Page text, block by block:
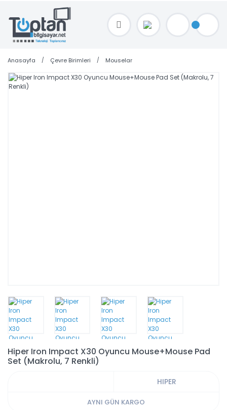
TOPTAN FİYAT ALMAK İÇİN satis@toptanbilgisayar.net MAİL ATINIZ.
SİPARİŞLERİNİZİ AYNI GÜN KARGO İLE GÖNDERİYORUZ!
Anasayfa Çevre Birimleri Mouselar
Hiper Iron Impact X30 Oyuncu Mouse+Mouse Pad
Set (Makrolu, 7 Renkli)
HIPER
AYNI GÜN KARGO